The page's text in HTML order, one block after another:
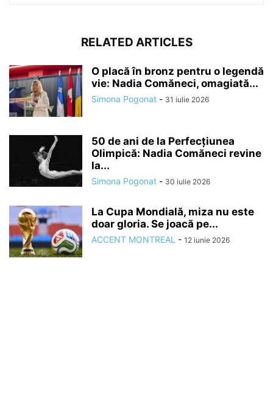
RELATED ARTICLES
O placă în bronz pentru o legendă
vie: Nadia Comăneci, omagiată...
Simona Pogonat - 31 iulie 2026
50 de ani de la Perfecțiunea
Olimpică: Nadia Comăneci revine
la...
Simona Pogonat - 30 iulie 2026
La Cupa Mondială, miza nu este
doar gloria. Se joacă pe...
ACCENT MONTREAL - 12 iunie 2026